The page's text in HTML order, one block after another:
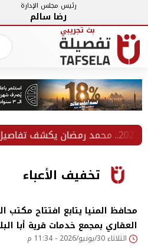
رئيس مجلس الإدارة
رضا سالم
تخفيف الأعباء
محافظ المنيا يتابع افتتاح مكتب
العقاري بمجمع خدمات قرية أبا
الثلاثاء 30/يونيو/2026 - 11:34 م